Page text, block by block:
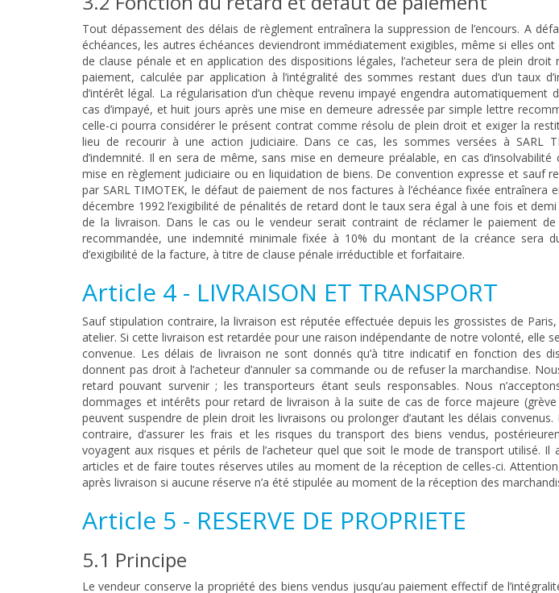
Tout dépassement des délais de règlement entraînera la suppression de l’encours. A
échéances, les autres échéances deviendront immédiatement exigibles, même si elles
de clause pénale et en application des dispositions légales, l’acheteur sera de plein droit
paiement, calculée par application à l’intégralité des sommes restant dues d’un taux
d’intérêt légal. La régularisation d’un chèque revenu impayé engendra automatiquement
cas d’impayé, et huit jours après une mise en demeure adressée par simple lettre
celle-ci pourra considérer le présent contrat comme résolu de plein droit et exiger la
lieu de recourir à une action judiciaire. Dans ce cas, les sommes versées à SARL
d’indemnité. Il en sera de même, sans mise en demeure préalable, en cas
mise en règlement judiciaire ou en liquidation de biens. De convention expresse et sauf
par SARL TIMOTEK, le défaut de paiement de nos factures à l’échéance fixée entraînera
décembre 1992 l’exigibilité de pénalités de retard dont le taux sera égal à une fois et
de la livraison. Dans le cas ou le vendeur serait contraint de réclamer le paiement
recommandée, une indemnité minimale fixée à 10% du montant de la créance sera
d’exigibilité de la facture, à titre de clause pénale irréductible et forfaitaire.
Article 4 - LIVRAISON ET TRANSPORT
Sauf stipulation contraire, la livraison est réputée effectuée depuis les grossistes de
atelier. Si cette livraison est retardée pour une raison indépendante de notre volonté, elle
convenue. Les délais de livraison ne sont donnés qu’à titre indicatif en fonction des
donnent pas droit à l’acheteur d’annuler sa commande ou de refuser la marchandise.
retard pouvant survenir ; les transporteurs étant seuls responsables. Nous
dommages et intérêts pour retard de livraison à la suite de cas de force majeure
peuvent suspendre de plein droit les livraisons ou prolonger d’autant les délais
contraire, d’assurer les frais et les risques du transport des biens vendus,
voyagent aux risques et périls de l’acheteur quel que soit le mode de transport utilisé. Il
articles et de faire toutes réserves utiles au moment de la réception de celles-ci.
après livraison si aucune réserve n’a été stipulée au moment de la réception des
Article 5 - RESERVE DE PROPRIETE
5.1 Principe
Le vendeur conserve la propriété des biens vendus jusqu’au paiement effectif de